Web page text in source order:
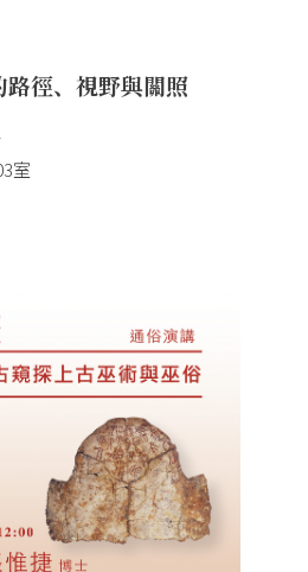
徑、視野與關照
室